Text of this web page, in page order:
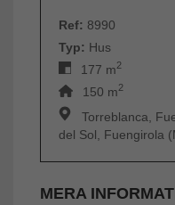
Ref: 8990
Typ: Hus
177 m2
150 m2
Torreblanca,
del Sol, Fuengirola
MERA